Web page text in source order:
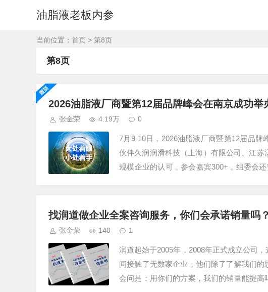
油脂液老板内参
当前位置： 首页 > 第8页
第8页
2026油脂液厂商暨第12届品牌峰会在南京成功举
张金荣 4.19万 0
7月9-10日，2026油脂液厂商暨第12届品
伙伴久润润滑科技（上海）有限公司、江
规模企业的认可，参会嘉宾300+，组委会
找润道做企业全案咨询服务，你们会承诺销量吗？
张金荣 140 1
润道起始于2005年，2008年正式成立公司
间接触了无数家企业，他们除了了解我们
会问是：用你们的方案，我们的销量能提高